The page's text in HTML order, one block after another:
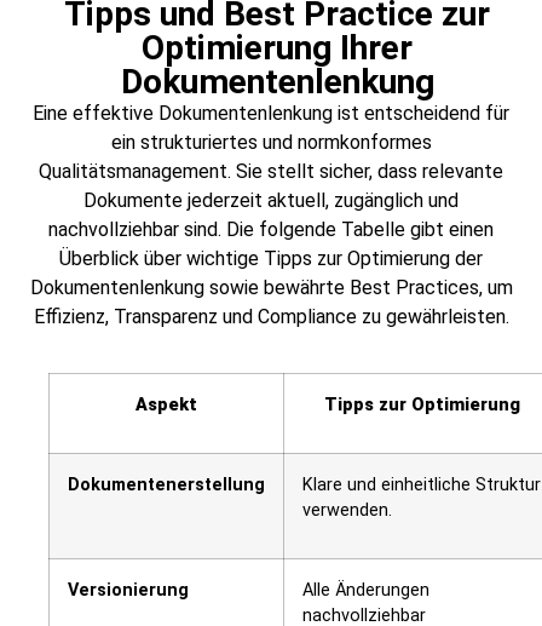
Tipps und Best Practice zur
Optimierung Ihrer
Dokumentenlenkung
Eine effektive Dokumentenlenkung ist entscheidend für
ein strukturiertes und normkonformes
Qualitätsmanagement. Sie stellt sicher, dass relevante
Dokumente jederzeit aktuell, zugänglich und
nachvollziehbar sind. Die folgende Tabelle gibt einen
Überblick über wichtige Tipps zur Optimierung der
Dokumentenlenkung sowie bewährte Best Practices, um
Effizienz, Transparenz und Compliance zu gewährleisten.
Aspekt Tipps zur Optimierung
Dokumentenerstellung
Klare und einheitliche Struktur
verwenden.
Versionierung
Alle Änderungen
nachvollziehbar